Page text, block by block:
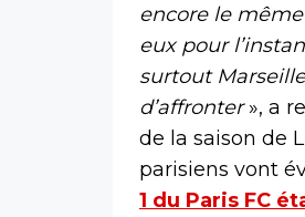
encore le
eux pour
surtout
d’affronter», a
de la saison de
parisiens vont
1 du Paris FC